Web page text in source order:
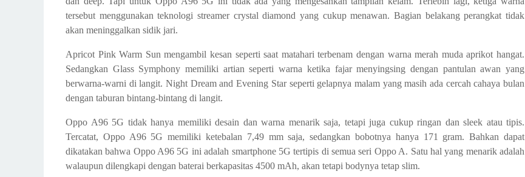
tersebut menggunakan teknologi streamer crystal diamond yang cukup menawan. Bagian belakang perangkat tidak
akan meninggalkan sidik jari.
Apricot Pink Warm Sun mengambil kesan seperti saat matahari terbenam dengan warna merah muda aprikot hangat.
Sedangkan Glass Symphony memiliki artian seperti warna ketika fajar menyingsing dengan pantulan awan yang
berwarna-warni di langit. Night Dream and Evening Star seperti gelapnya malam yang masih ada cercah cahaya bulan
dengan taburan bintang-bintang di langit.
Oppo A96 5G tidak hanya memiliki desain dan warna menarik saja, tetapi juga cukup ringan dan sleek atau tipis.
Tercatat, Oppo A96 5G memiliki ketebalan 7,49 mm saja, sedangkan bobotnya hanya 171 gram. Bahkan dapat
dikatakan bahwa Oppo A96 5G ini adalah smartphone 5G tertipis di semua seri Oppo A. Satu hal yang menarik adalah
walaupun dilengkapi dengan baterai berkapasitas 4500 mAh, akan tetapi bodynya tetap slim.